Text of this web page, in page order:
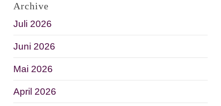
Archive
Juli 2026
Juni 2026
Mai 2026
April 2026